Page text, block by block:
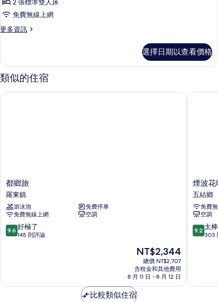
人
的
有
相
片
2 張標準雙人床
免費無線上網
更多資訊
更
四
人
房
詳
選擇日期以查看價格
類似的住宿
都
鄉
旅
羅
東
鎮
都鄉旅
羅東鎮
游泳池
免費停車
免費無線上網
空調
9.6
分，
極
9.6 好極了
145 則評論
現
價
格
為
NT$2,344
NT$2,344
總價 NT$2,707
含稅金和其他費用
8 月 11 日 - 8 月 12 日
都鄉旅
煙
波
花
時
間
宜
蘭
煙波花
五結鄉
免費
空調
9.2
分，
棒
9.2 太
303
煙波花
比較類似住宿